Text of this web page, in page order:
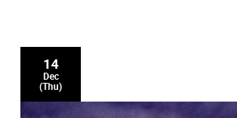
講者：
Tim Podesta
主持人：
陳頌瑛教授
，香港演藝學院舞蹈學院院長
14
Dec
(Thu)